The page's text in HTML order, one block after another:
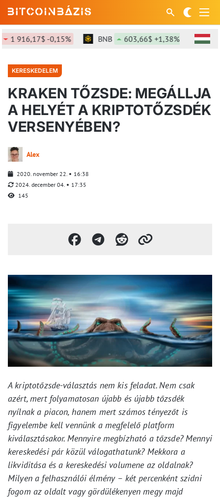
-0,15% BNB 603,66$ +1,38% SOL
KERESKEDELEM
KRAKEN TŐZSDE: MEGÁLLJA
A HELYÉT A KRIPTOTŐZSDÉK
VERSENYÉBEN?
Alex
2020. november 22.
16:38
2024. december 04.
17:35
145
A kriptotőzsde-választás nem kis feladat. Nem csak
azért, mert folyamatosan újabb és újabb tőzsdék
nyílnak a piacon, hanem mert számos tényezőt is
figyelembe kell vennünk a megfelelő platform
kiválasztásakor. Mennyire megbízható a tőzsde? Mennyi
kereskedési pár közül válogathatunk? Mekkora a
likviditása és a kereskedési volumene az oldalnak?
Milyen a felhasználói élmény – két percenként szidni
fogom az oldalt vagy gördülékenyen megy majd